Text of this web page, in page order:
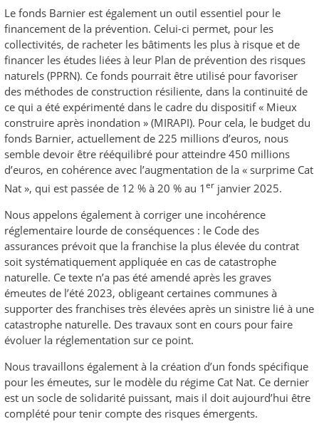
Le fonds Barnier est également un outil essentiel pour le
financement de la prévention. Celui-ci permet, pour les
collectivités, de racheter les bâtiments les plus à risque et de
financer les études liées à leur Plan de prévention des risques
naturels (PPRN). Ce fonds pourrait être utilisé pour favoriser
des méthodes de construction résiliente, dans la continuité de
ce qui a été expérimenté dans le cadre du dispositif « Mieux
construire après inondation » (MIRAPI). Pour cela, le budget du
fonds Barnier, actuellement de 225 millions d’euros, nous
semble devoir être rééquilibré pour atteindre 450 millions
d’euros, en cohérence avec l’augmentation de la « surprime Cat
Nat », qui est passée de 12 % à 20 % au 1er janvier 2025.
Nous appelons également à corriger une incohérence
réglementaire lourde de conséquences : le Code des
assurances prévoit que la franchise la plus élevée du contrat
soit systématiquement appliquée en cas de catastrophe
naturelle. Ce texte n’a pas été amendé après les graves
émeutes de l’été 2023, obligeant certaines communes à
supporter des franchises très élevées après un sinistre lié à une
catastrophe naturelle. Des travaux sont en cours pour faire
évoluer la réglementation sur ce point.
Nous travaillons également à la création d’un fonds spécifique
pour les émeutes, sur le modèle du régime Cat Nat. Ce dernier
est un socle de solidarité puissant, mais il doit aujourd’hui être
complété pour tenir compte des risques émergents.